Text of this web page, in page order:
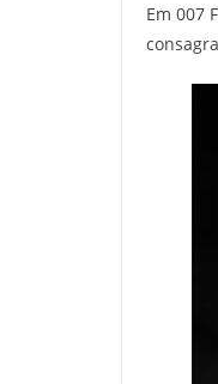
Em 007